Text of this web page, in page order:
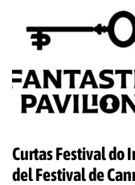
Curtas Festival do
del Festival de